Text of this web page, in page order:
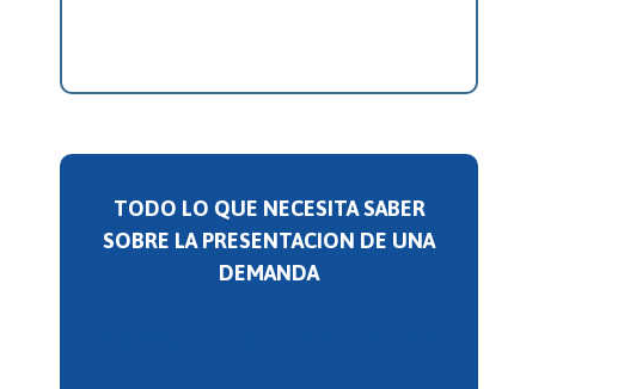
TODO LO QUE NECESITA SABER
SOBRE LA PRESENTACION DE UNA
DEMANDA